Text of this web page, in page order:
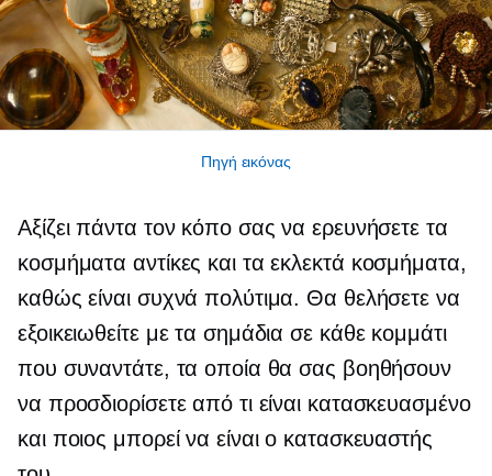
Πηγή εικόνας
Αξίζει πάντα τον κόπο σας να ερευνήσετε τα
κοσμήματα αντίκες και τα εκλεκτά κοσμήματα,
καθώς είναι συχνά πολύτιμα. Θα θελήσετε να
εξοικειωθείτε με τα σημάδια σε κάθε κομμάτι
που συναντάτε, τα οποία θα σας βοηθήσουν
να προσδιορίσετε από τι είναι κατασκευασμένο
και ποιος μπορεί να είναι ο κατασκευαστής